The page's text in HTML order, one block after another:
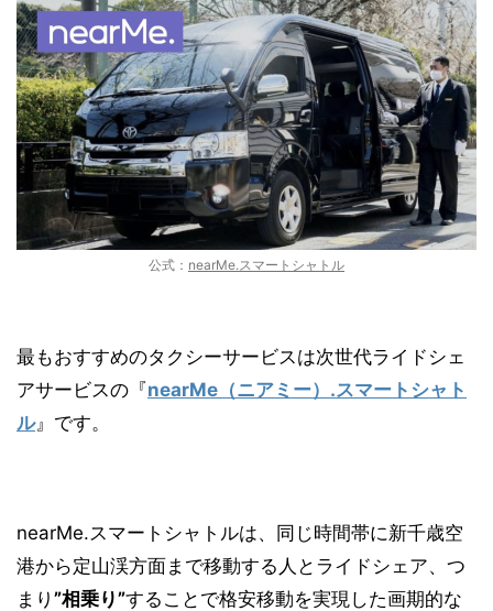
公式： nearMe.スマートシャトル
最もおすすめのタクシーサービスは次世代ライドシェ
アサービスの『nearMe（ニアミー）.スマートシャト
ル』です。
nearMe.スマートシャトルは、同じ時間帯に新千歳空
港から定山渓方面まで移動する人とライドシェア、つ
まり ”相乗り”することで格安移動を実現した画期的な